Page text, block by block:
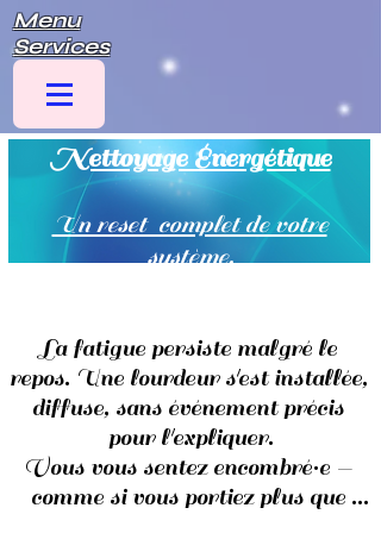
Menu
Services
​Nettoyage Énergétique
Un reset complet de votre
système.
La fatigue persiste malgré le
repos. Une lourdeur s'est installée,
diffuse, sans événement précis
pour l'expliquer.
Vous vous sentez encombré·e —
comme si vous portiez plus que